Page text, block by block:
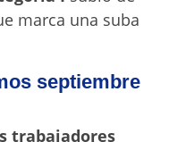
marca una suba
septiembre
trabajadores